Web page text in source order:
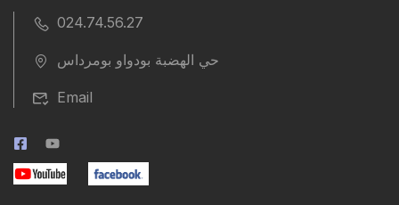
024.74.56.27
حي الهضبة بودواو بومرداس
Email